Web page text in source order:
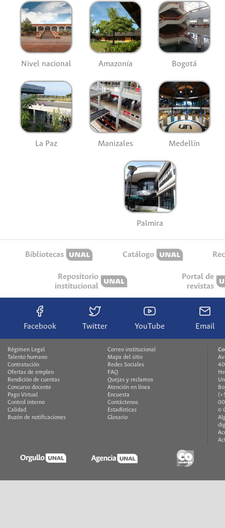
Nivel nacional Amazonía Bogotá
La Paz Manizales Medellín
Palmira
Bibliotecas Catálogo
Repositorio
institucional
Portal de
revistas
Facebook Twitter YouTube Email
Régimen Legal
Talento humano
Contratación
Ofertas de empleo
Rendición de cuentas
Concurso docente
Pago Virtual
Control interno
Calidad
Buzón de notificaciones
Correo institucional
Mapa del sitio
Redes Sociales
FAQ
Quejas y reclamos
Atención en línea
Encuesta
Contáctenos
Estadísticas
Glosario
©